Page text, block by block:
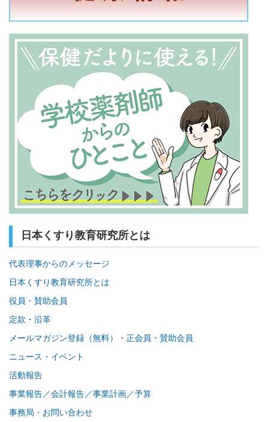
日本くすり教育研究所とは
代表理事からのメッセージ
日本くすり教育研究所とは
役員・賛助会員
定款・沿革
メールマガジン登録（無料）・正会員・賛助会員
ニュース・イベント
活動報告
事業報告／会計報告／事業計画／予算
事務局・お問い合わせ